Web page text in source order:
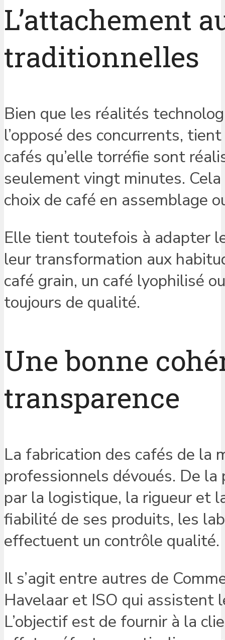
L’attachement
traditionnelles
Bien que les réalités
l’opposé des concurrents,
cafés qu’elle torréfie sont
seulement vingt minutes.
choix de café en assemblage
Elle tient toutefois à adapter
leur transformation aux
café grain, un café lyophilisé
toujours de qualité.
Une bonne
transparence
La fabrication des cafés de la
professionnels dévoués. De
par la logistique, la rigueur et
fiabilité de ses produits, les
effectuent un contrôle qualité.
Il s’agit entre autres de
Havelaar et ISO qui assistent
L’objectif est de fournir à la